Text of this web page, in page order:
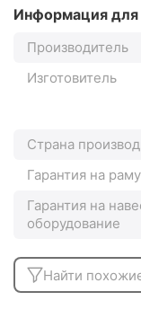
Информация для
Производитель
Изготовитель
Страна
Гарантия на раму
Гарантия на
оборудование
Найти